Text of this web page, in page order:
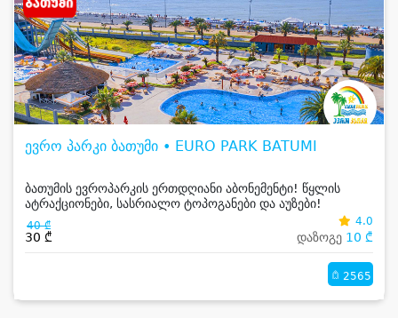
ევრო პარკი ბათუმი • EURO PARK BATUMI
ბათუმის ევროპარკის ერთდღიანი აბონემენტი! წყლის
ატრაქციონები, სასრიალო ტოპოგანები და აუზები!
40 ₾
30 ₾
4.0
დაზოგე 10 ₾
2565